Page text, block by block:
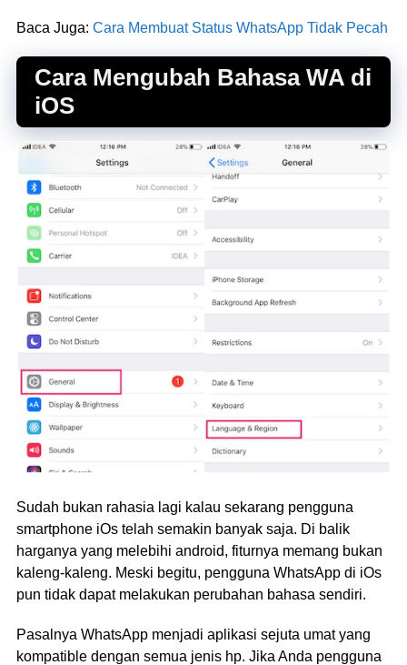
Baca Juga: Cara Membuat Status WhatsApp Tidak Pecah
Cara Mengubah Bahasa WA di
iOS
Sudah bukan rahasia lagi kalau sekarang pengguna
smartphone iOs telah semakin banyak saja. Di balik
harganya yang melebihi android, fiturnya memang bukan
kaleng-kaleng. Meski begitu, pengguna WhatsApp di iOs
pun tidak dapat melakukan perubahan bahasa sendiri.
Pasalnya WhatsApp menjadi aplikasi sejuta umat yang
kompatible dengan semua jenis hp. Jika Anda pengguna